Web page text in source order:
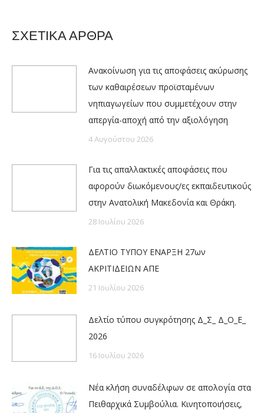
ΣΧΕΤΙΚΑ ΑΡΘΡΑ
Ανακοίνωση για τις αποφάσεις ακύρωσης
των καθαιρέσεων προϊσταμένων
νηπιαγωγείων που συμμετέχουν στην
απεργία-αποχή από την αξιολόγηση
4 Αυγούστου 2026
Για τις απαλλακτικές αποφάσεις που
αφορούν διωκόμενους/ες εκπαιδευτικούς
στην Ανατολική Μακεδονία και Θράκη.
28 Ιουλίου 2026
ΔΕΛΤΙΟ ΤΥΠΟΥ ΕΝΑΡΞΗ 27ων
ΑΚΡΙΤΙΔΕΙΩΝ ΑΠΕ
21 Ιουλίου 2026
Δελτίο τύπου συγκρότησης Δ_Σ_ Δ_Ο_Ε_
2026
16 Ιουλίου 2026
Νέα κλήση συναδέλφων σε απολογία στα
Πειθαρχικά Συμβούλια. Κινητοποιήσεις,